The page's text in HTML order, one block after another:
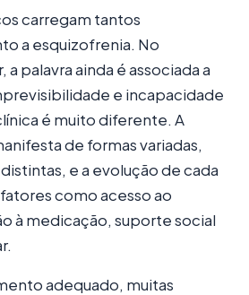
carregam tantos
a esquizofrenia. No
palavra ainda é associada a
e incapacidade
é muito diferente. A
de formas variadas,
e a evolução de cada
como acesso ao
à medicação, suporte social
adequado, muitas